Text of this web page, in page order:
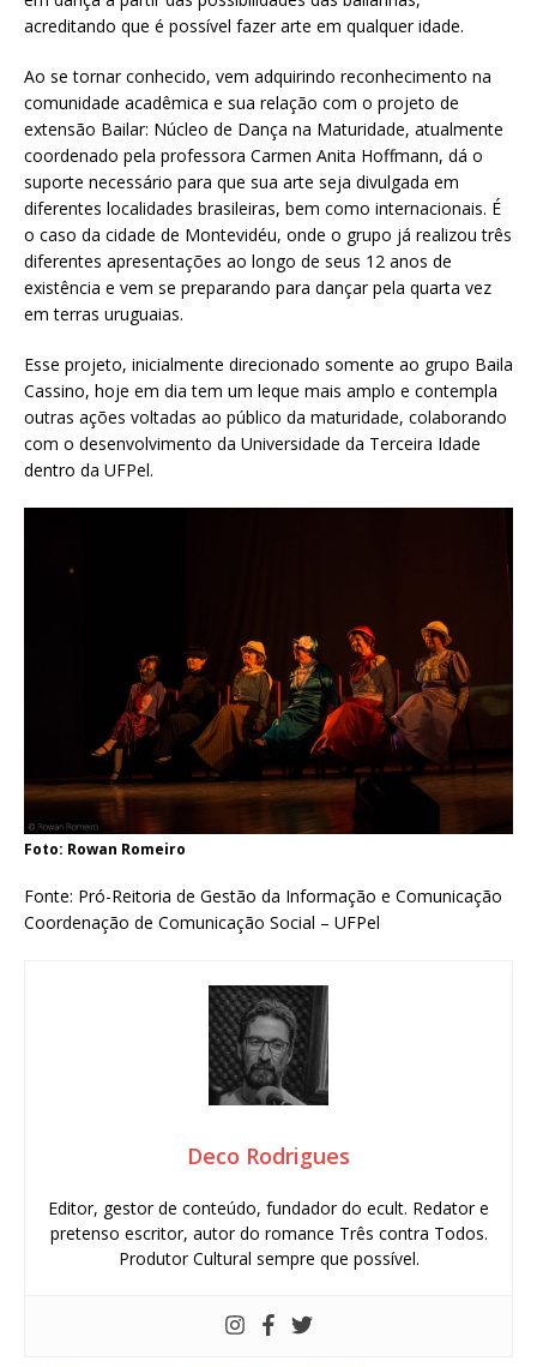
acreditando que é possível fazer arte em qualquer idade.
Ao se tornar conhecido, vem adquirindo reconhecimento na
comunidade acadêmica e sua relação com o projeto de
extensão Bailar: Núcleo de Dança na Maturidade, atualmente
coordenado pela professora Carmen Anita Hoffmann, dá o
suporte necessário para que sua arte seja divulgada em
diferentes localidades brasileiras, bem como internacionais. É
o caso da cidade de Montevidéu, onde o grupo já realizou três
diferentes apresentações ao longo de seus 12 anos de
existência e vem se preparando para dançar pela quarta vez
em terras uruguaias.
Esse projeto, inicialmente direcionado somente ao grupo Baila
Cassino, hoje em dia tem um leque mais amplo e contempla
outras ações voltadas ao público da maturidade, colaborando
com o desenvolvimento da Universidade da Terceira Idade
dentro da UFPel.
Foto: Rowan Romeiro
Fonte: Pró-Reitoria de Gestão da Informação e Comunicação
Coordenação de Comunicação Social – UFPel
Deco Rodrigues
Editor, gestor de conteúdo, fundador do ecult. Redator e
pretenso escritor, autor do romance Três contra Todos.
Produtor Cultural sempre que possível.